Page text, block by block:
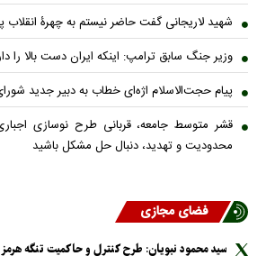
شهید لاریجانی گفت حاضر نیستم به چهرۀ انقلاب
وزیر جنگ سابق ترامپ: اینکه ایران دست بالا را
پیام حجت‌الاسلام اژه‌ای خطاب به دبیر جدید
قشر متوسط جامعه، قربانی طرح نوسازی
محدودیت و تهدید، دنبال حل مشکل باشید
فضای مجازی
سید محمود نبویان: طرح کنترل و حاکمیت تنگه